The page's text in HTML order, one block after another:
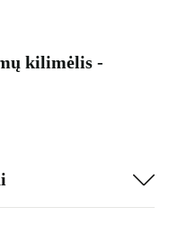
kilimėlis -